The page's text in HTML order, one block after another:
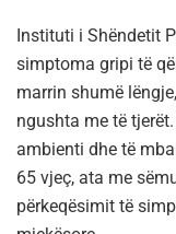
Instituti i Shëndetit
simptoma gripi të
marrin shumë
ngushta me të
ambienti dhe të
65 vjeç, ata me
përkeqësimit të